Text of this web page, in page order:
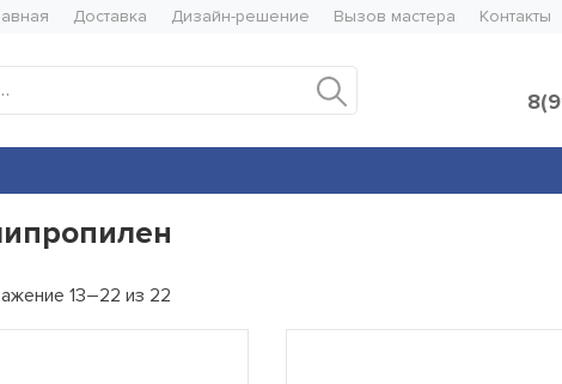
Доставка Дизайн-решение Вызов мастера Контакты
Искать:
13–22 из 22